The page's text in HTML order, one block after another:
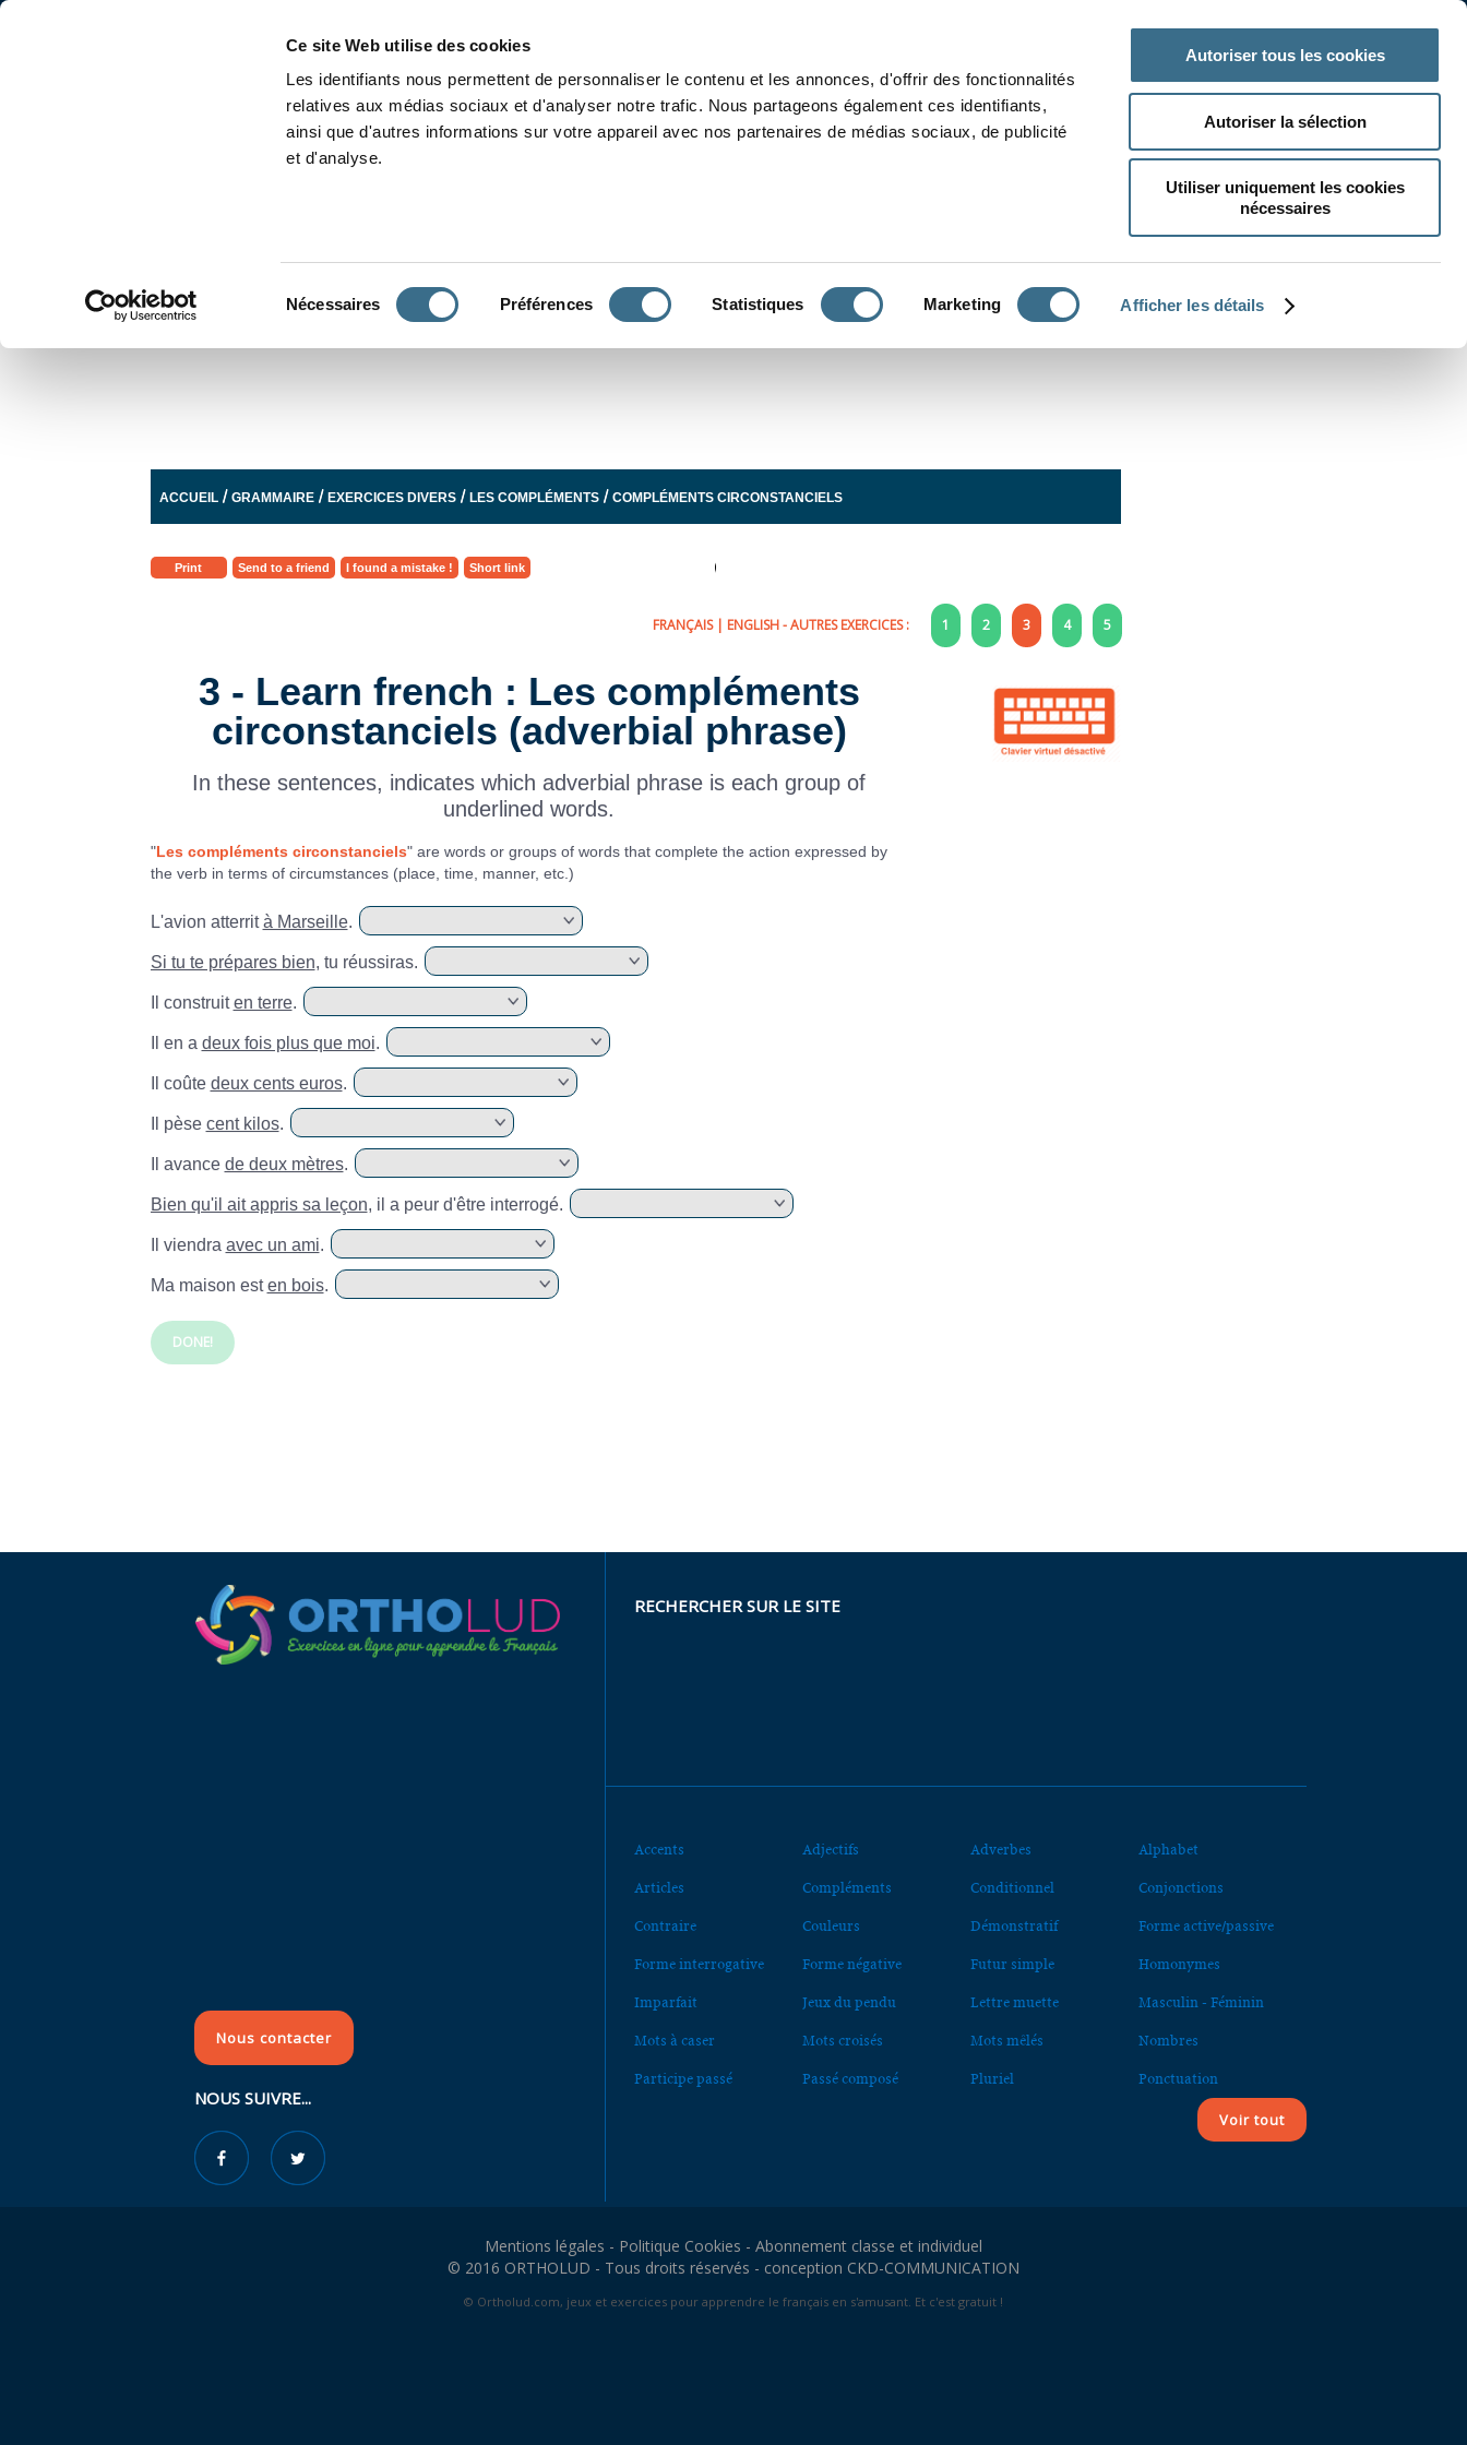
Ce site Web utilise des cookies
Les identifiants nous permettent de personnaliser le contenu et les annonces, d'offrir des fonctionnalités
relatives aux médias sociaux et d'analyser notre trafic. Nous partageons également ces identifiants,
ainsi que d'autres informations sur votre appareil avec nos partenaires de médias sociaux, de publicité
et d'analyse.
Nécessaires Préférences Statistiques Marketing Afficher les détails
Autoriser tous les cookies
Autoriser la sélection
Utiliser uniquement les cookies
nécessaires
ACCUEIL /GRAMMAIRE /EXERCICES DIVERS /LES COMPLÉMENTS /COMPLÉMENTS CIRCONSTANCIELS
Print Send to a friend I found a mistake ! Short link
FRANÇAIS| ENGLISH- AUTRES EXERCICES : 1 2 3 4 5
3 - Learn french : Les compléments
circonstanciels (adverbial phrase)
In these sentences, indicates which adverbial phrase is each group of
underlined words.
"Les compléments circonstanciels" are words or groups of words that complete the action expressed by
the verb in terms of circumstances (place, time, manner, etc.)
L'avion atterrità Marseille.
Si tu te prépares bien, tu réussiras.
Il construiten terre.
Il en a deux fois plus que moi.
Il coûte deux cents euros.
Il pèse cent kilos.
Il avance de deux mètres.
Bien qu'il ait appris sa leçon, il a peur d'être interrogé.
Il viendra avec un ami.
Ma maison esten bois.
DONE!
Nous contacter
NOUS SUIVRE...
RECHERCHER SUR LE SITE
Accents Adjectifs Adverbes Alphabet
Articles Compléments Conditionnel Conjonctions
Contraire Couleurs Démonstratif Forme active/passive
Forme interrogative Forme négative Futur simple Homonymes
Imparfait Jeux du pendu Lettre muette Masculin - Féminin
Mots à caser Mots croisés Mots mêlés Nombres
Participe passé Passé composé Pluriel Ponctuation
Voir tout
Mentions légales - Politique Cookies - Abonnement classe et individuel
© 2016 ORTHOLUD - Tous droits réservés - conception CKD-COMMUNICATION
© Ortholud.com, jeux et exercices pour apprendre le français en s'amusant. Et c'est gratuit !